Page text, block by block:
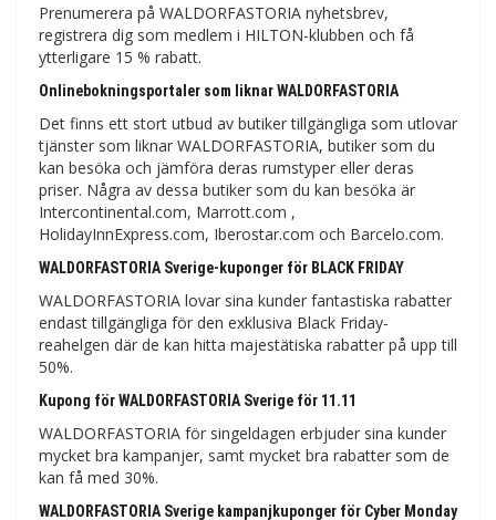
Prenumerera på WALDORFASTORIA nyhetsbrev,
registrera dig som medlem i HILTON-klubben och få
ytterligare 15 % rabatt.
Onlinebokningsportaler som liknar WALDORFASTORIA
Det finns ett stort utbud av butiker tillgängliga som utlovar
tjänster som liknar WALDORFASTORIA, butiker som du
kan besöka och jämföra deras rumstyper eller deras
priser. Några av dessa butiker som du kan besöka är
Intercontinental.com, Marrott.com ,
HolidayInnExpress.com, Iberostar.com och Barcelo.com.
WALDORFASTORIA Sverige-kuponger för BLACK FRIDAY
WALDORFASTORIA lovar sina kunder fantastiska rabatter
endast tillgängliga för den exklusiva Black Friday-
reahelgen där de kan hitta majestätiska rabatter på upp till
50%.
Kupong för WALDORFASTORIA Sverige för 11.11
WALDORFASTORIA för singeldagen erbjuder sina kunder
mycket bra kampanjer, samt mycket bra rabatter som de
kan få med 30%.
WALDORFASTORIA Sverige kampanjkuponger för Cyber ​​​​Monday